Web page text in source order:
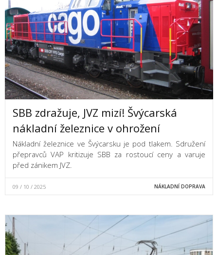
SBB zdražuje, JVZ mizí! Švýcarská
nákladní železnice v ohrožení
Nákladní železnice ve Švýcarsku je pod tlakem. Sdružení
přepravců VAP kritizuje SBB za rostoucí ceny a varuje
před zánikem JVZ.
09 / 10 / 2025 NÁKLADNÍ DOPRAVA